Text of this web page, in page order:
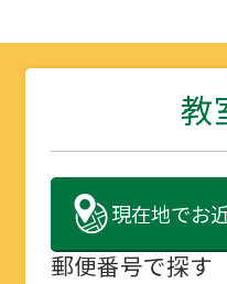
教
現在地でお
郵便番号で探す